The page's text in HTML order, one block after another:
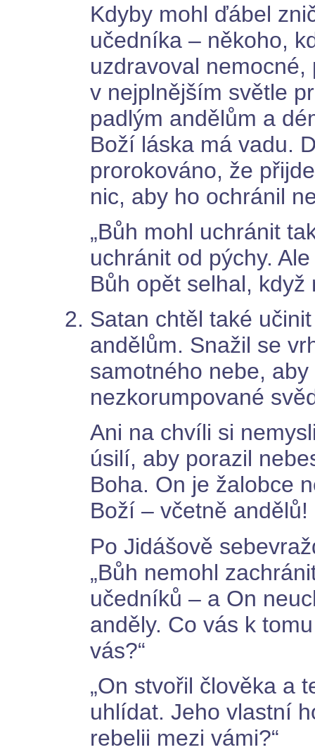
Kdyby mohl ďábel
učedníka – někoho,
uzdravoval
v nejplnějším světle
padlým andělům a
Boží láska má vadu.
prorokováno, že
nic, aby ho ochránil
„Bůh mohl uchránit
uchránit od pýchy.
Bůh opět selhal, když
Satan chtěl také
andělům. Snažil se
samotného nebe,
nezkorumpované
Ani na chvíli si
úsilí, aby porazil
Boha. On je žalobce
Boží – včetně andělů!
Po Jidášově
„Bůh nemohl
učedníků – a On
anděly. Co vás k
vás?“
„On stvořil člověka a
uhlídat. Jeho vlastní
rebelii mezi vámi?“